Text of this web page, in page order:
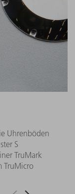
Uhrenböden
S
TruMark
TruMicro